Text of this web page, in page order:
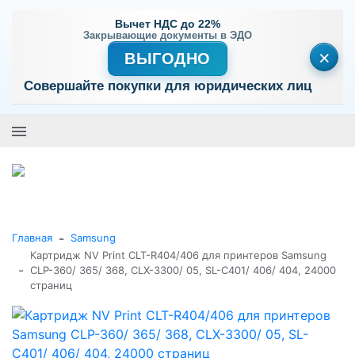
Вычет НДС до 22%
Закрывающие документы в ЭДО
ВЫГОДНО
Совершайте покупки для юридических лиц
×
Главная - Samsung
-
Картридж NV Print CLT-R404/406 для принтеров Samsung
CLP-360/ 365/ 368, CLX-3300/ 05, SL-C401/ 406/ 404, 24000
страниц